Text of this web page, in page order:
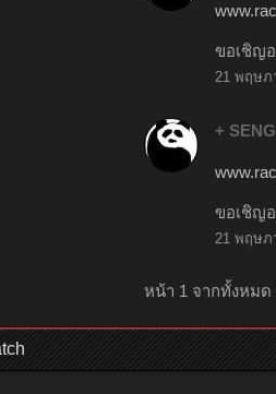
ขอเชิญอ
21 พฤษภ
+
ขอเชิญอ
21 พฤษภ
หน้า 1 จากทั้งหมด